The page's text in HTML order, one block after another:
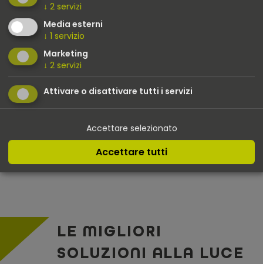
SIAMO ORGOGLIOSI DI
i partner
LE MIGLIORI
SOLUZIONI ALLA LUCE
↓ 2 servizi
Media esterni
↓ 1 servizio
Marketing
↓ 2 servizi
Attivare o disattivare tutti i servizi
Accettare selezionato
Accettare tutti